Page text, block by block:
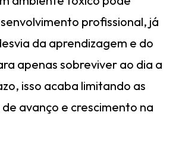
profissional, já
da aprendizagem e do
apenas sobreviver ao dia a
isso acaba limitando as
avanço e crescimento na